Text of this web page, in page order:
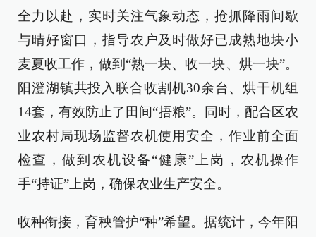
全力以赴，实时关注气象动态，抢抓降雨间歇
与晴好窗口，指导农户及时做好已成熟地块小
麦夏收工作，做到“熟一块、收一块、烘一块”。
阳澄湖镇共投入联合收割机30余台、烘干机组
14套，有效防止了田间“捂粮”。同时，配合区农
业农村局现场监督农机使用安全，作业前全面
检查，做到农机设备“健康”上岗，农机操作
手“持证”上岗，确保农业生产安全。
收种衔接，育秧管护“种”希望。据统计，今年阳